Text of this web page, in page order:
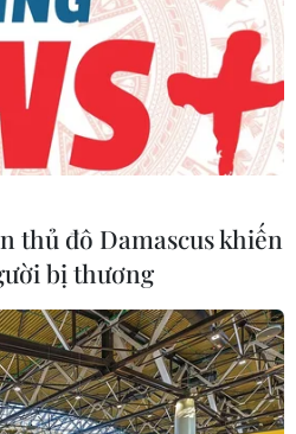
#Thương lái
thủ đô Damascus khiến
bị thương